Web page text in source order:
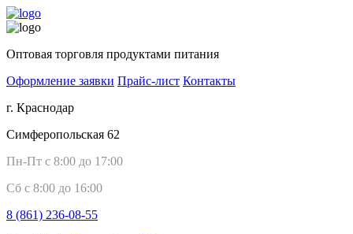
Оптовая торговля продуктами питания
Оформление заявки Прайс-лист Контакты
г. Краснодар
Симферопольская 62
Пн-Пт с 8:00 до 17:00
Сб с 8:00 до 16:00
8 (861) 236-08-55